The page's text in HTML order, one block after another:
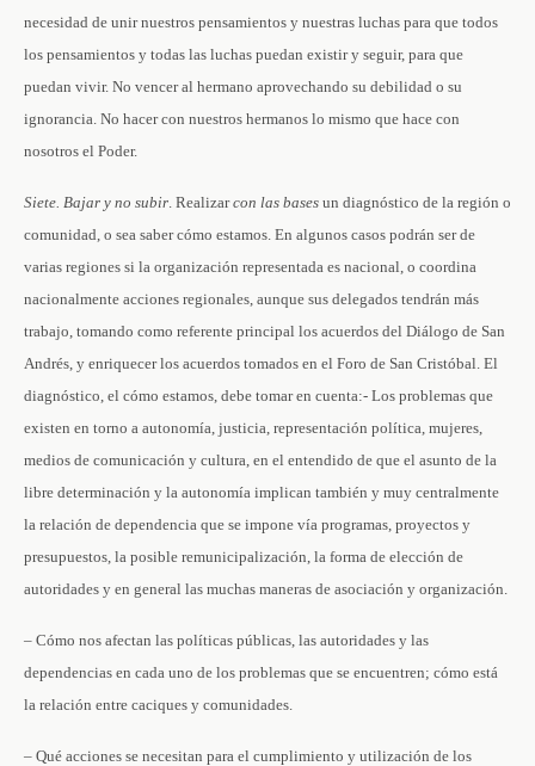
necesidad de unir nuestros pensamientos y nuestras luchas para que todos
los pensamientos y todas las luchas puedan existir y seguir, para que
puedan vivir. No vencer al hermano aprovechando su debilidad o su
ignorancia. No hacer con nuestros hermanos lo mismo que hace con
nosotros el Poder.
Siete. Bajar y no subir. Realizarcon las bases un diagnóstico de la región o
comunidad, o sea saber cómo estamos. En algunos casos podrán ser de
varias regiones si la organización representada es nacional, o coordina
nacionalmente acciones regionales, aunque sus delegados tendrán más
trabajo, tomando como referente principal los acuerdos del Diálogo de San
Andrés, y enriquecer los acuerdos tomados en el Foro de San Cristóbal. El
diagnóstico, el cómo estamos, debe tomar en cuenta:- Los problemas que
existen en torno a autonomía, justicia, representación política, mujeres,
medios de comunicación y cultura, en el entendido de que el asunto de la
libre determinación y la autonomía implican también y muy centralmente
la relación de dependencia que se impone vía programas, proyectos y
presupuestos, la posible remunicipalización, la forma de elección de
autoridades y en general las muchas maneras de asociación y organización.
– Cómo nos afectan las políticas públicas, las autoridades y las
dependencias en cada uno de los problemas que se encuentren; cómo está
la relación entre caciques y comunidades.
– Qué acciones se necesitan para el cumplimiento y utilización de los